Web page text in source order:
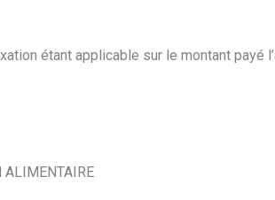
étant applicable sur le montant payé
ALIMENTAIRE